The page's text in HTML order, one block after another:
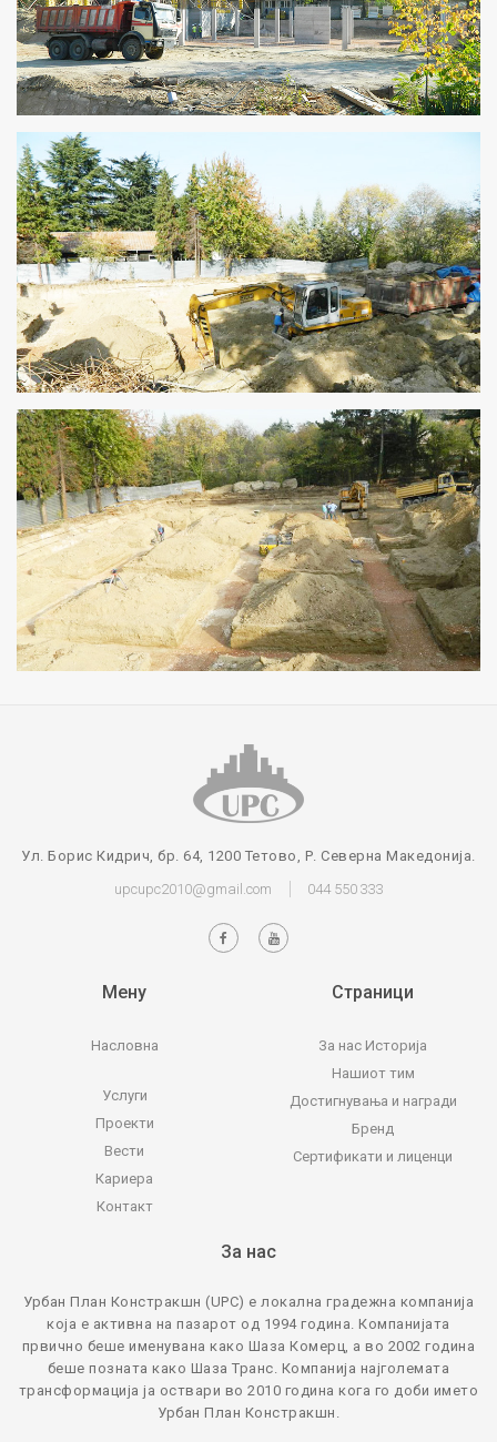
Ул. Борис Кидрич, бр. 64, 1200 Тетово, Р. Северна Македонија.
upcupc2010@gmail.com
044 550 333
Мену
Насловна
Услуги
Проекти
Вести
Кариера
Контакт
Страници
За нас Историја
Нашиот тим
Достигнувања и награди
Бренд
Сертификати и лиценци
За нас
Урбан План Констракшн (UPC) е локална градежна компанија
која е активна на пазарот од 1994 година. Компанијата
првично беше именувана како Шаза Комерц, а во 2002 година
беше позната како Шаза Транс. Компанија најголемата
трансформација ја оствари во 2010 година кога го доби името
Урбан План Констракшн.